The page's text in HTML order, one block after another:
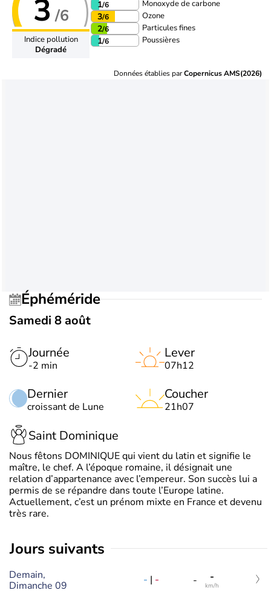
3 /6
Indice pollution
Dégradé
1/6 Monoxyde de carbone
3/6 Ozone
2/6 Particules fines
1/6 Poussières
Données établies parCopernicus AMS(2026)
Éphéméride
Samedi 8 août
Journée
-2 min
Dernier
croissant de Lune
Lever
07h12
Coucher
21h07
Saint Dominique
Nous fêtons DOMINIQUE qui vient du latin et signifie le
maître, le chef. A l’époque romaine, il désignait une
relation d’appartenance avec l’empereur. Son succès lui a
permis de se répandre dans toute l’Europe latine.
Actuellement, c’est un prénom mixte en France et devenu
très rare.
jours suivants
Demain,
Dimanche 09
- | - - -
km/h